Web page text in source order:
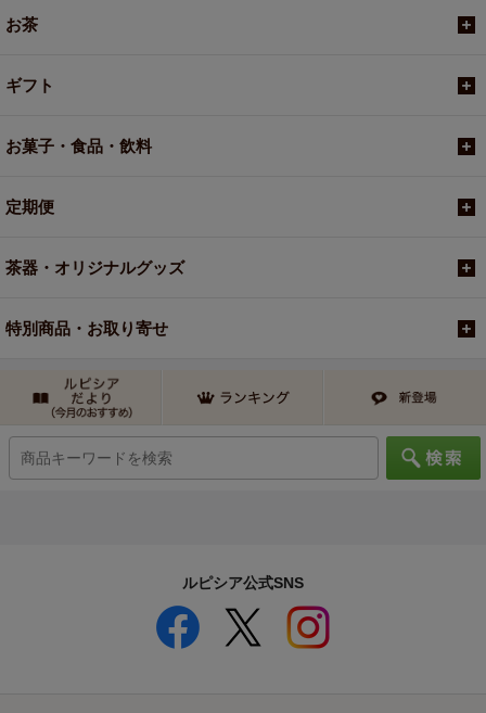
お茶
ギフト
お菓子・食品・飲料
定期便
茶器・オリジナルグッズ
特別商品・お取り寄せ
ルピシア公式SNS